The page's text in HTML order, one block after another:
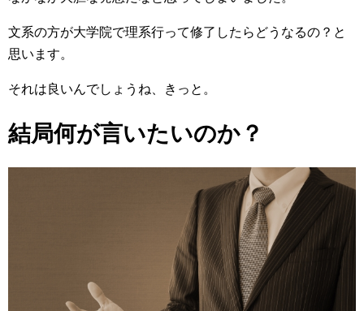
文系の方が大学院で理系行って修了したらどうなるの？と
思います。
それは良いんでしょうね、きっと。
結局何が言いたいのか？